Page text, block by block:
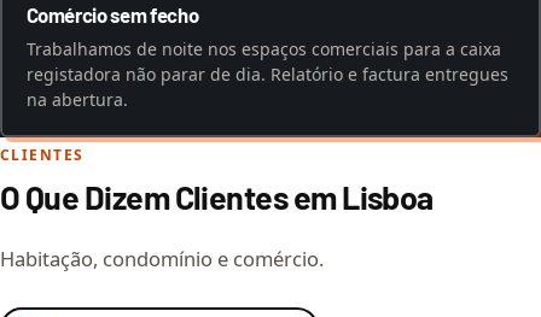
Comércio sem fecho
Trabalhamos de noite nos espaços comerciais para a caixa
registadora não parar de dia. Relatório e factura entregues
na abertura.
CLIENTES
O Que Dizem Clientes em Lisboa
Habitação, condomínio e comércio.